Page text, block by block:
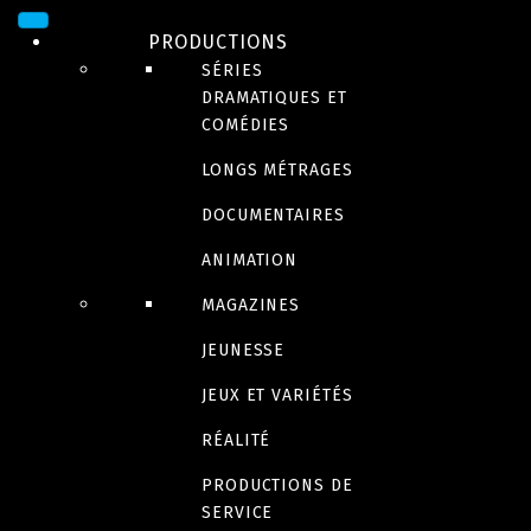
PRODUCTIONS
SÉRIES
DRAMATIQUES ET
COMÉDIES
LONGS MÉTRAGES
DOCUMENTAIRES
ANIMATION
MAGAZINES
JEUNESSE
JEUX ET VARIÉTÉS
RÉALITÉ
PRODUCTIONS DE
SERVICE
Chicanes d’héritage